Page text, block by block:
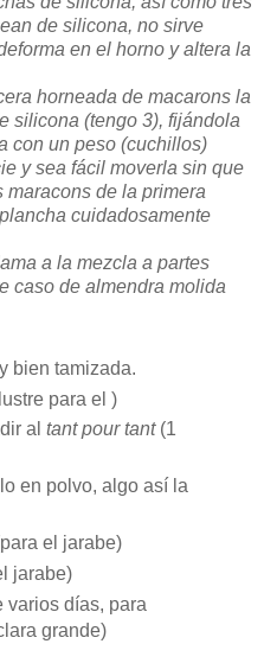
de silicona, no sirve
en el horno y altera la
horneada de macarons la
silicona (tengo 3), fijándola
con un peso (cuchillos)
y sea fácil moverla sin que
maracons de la primera
cuidadosamente
a la mezcla a partes
caso de almendra molida
bien tamizada.
para el )
al tant pour tant(1
en polvo, algo así la
el jarabe)
jarabe)
varios días, para
grande)